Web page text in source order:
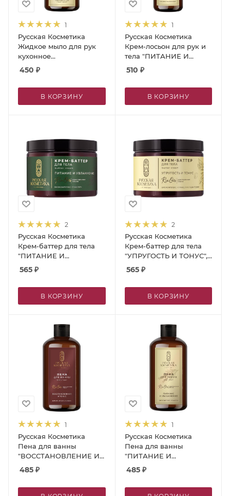
1
Русская Косметика
Жидкое мыло для рук
кухонное
"БЛАГОРОДНЫЙ
450 ₽
В КОРЗИНУ
1
Русская Косметика
Крем-лосьон для рук и
тела "ПИТАНИЕ И
УВЛАЖНЕНИЕ", 300 мл
510 ₽
В КОРЗИНУ
2
Русская Косметика
Крем-баттер для тела
"ПИТАНИЕ И
УВЛАЖНЕНИЕ", 300 мл
565 ₽
В КОРЗИНУ
2
Русская Косметика
Крем-баттер для тела
"УПРУГОСТЬ И ТОНУС",
300 мл
565₽
В КОРЗИНУ
1
Русская Косметика
Пена для ванны
"ВОССТАНОВЛЕНИЕ И
ТОНУС", 600 мл
485 ₽
1
Русская Косметика
Пена для ванны
"ПИТАНИЕ И
УВЛАЖНЕНИЕ", 600 мл
485₽